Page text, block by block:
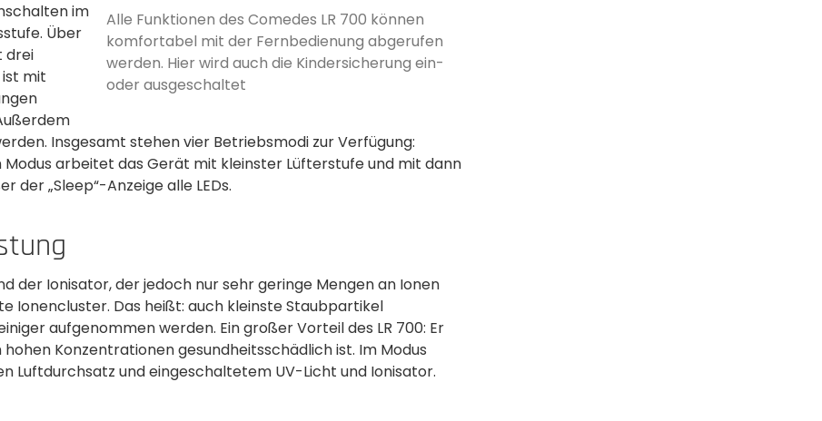
Alle Funktionen des Comedes LR 700 können
komfortabel mit der Fernbedienung abgerufen
werden. Hier wird auch die Kindersicherung ein-
oder ausgeschaltet­
im
Über
drei
mit
Insgesamt stehen vier Betriebsmodi zur Verfügung:
Modus arbeitet das Gerät mit kleinster­ Lüfterstufe und mit dann
der „Sleep“-Anzeige alle LEDs.
der Ionisator,­ der jedoch nur sehr geringe Mengen an Ionen
Ionen­cluster. Das heißt: auch kleinste Staubpartikel
aufgenommen werden. Ein großer Vorteil des LR 700: Er
Konzentrationen gesundheitsschädlich ist. Im Modus
Luftdurchsatz und eingeschaltetem UV-Licht und Ionisator.